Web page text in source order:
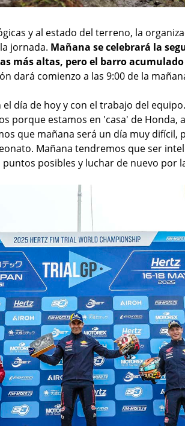
y al estado del terreno, la
jornada. Mañana se celebrará la
más altas, pero el barro
dará comienzo a las 9:00 de la
día de hoy y con el trabajo del
porque estamos en 'casa' de Honda,
que mañana será un día muy difícil,
Mañana tendremos que ser
posibles y luchar de nuevo por